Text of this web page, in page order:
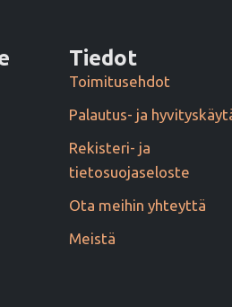
Tiedot
Toimitusehdot
Palautus- ja
Rekisteri- ja
tietosuojaseloste
Ota meihin yhteyttä
Meistä